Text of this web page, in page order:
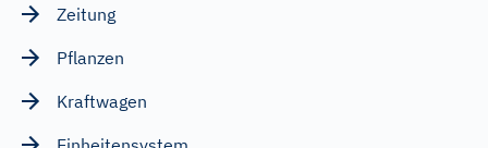
Zeitung
Pflanzen
Kraftwagen